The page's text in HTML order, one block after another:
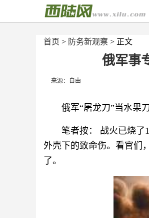
首页 > 防务新观察 > 正文
俄军事
来源：自由
俄军“屠龙刀”当水果
笔者按： 战火已烧了
外壳下的致命伤。看官们
了。